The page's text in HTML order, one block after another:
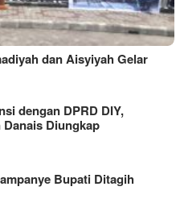
dan Aisyiyah Gelar
dengan DPRD DIY,
Diungkap
Bupati Ditagih